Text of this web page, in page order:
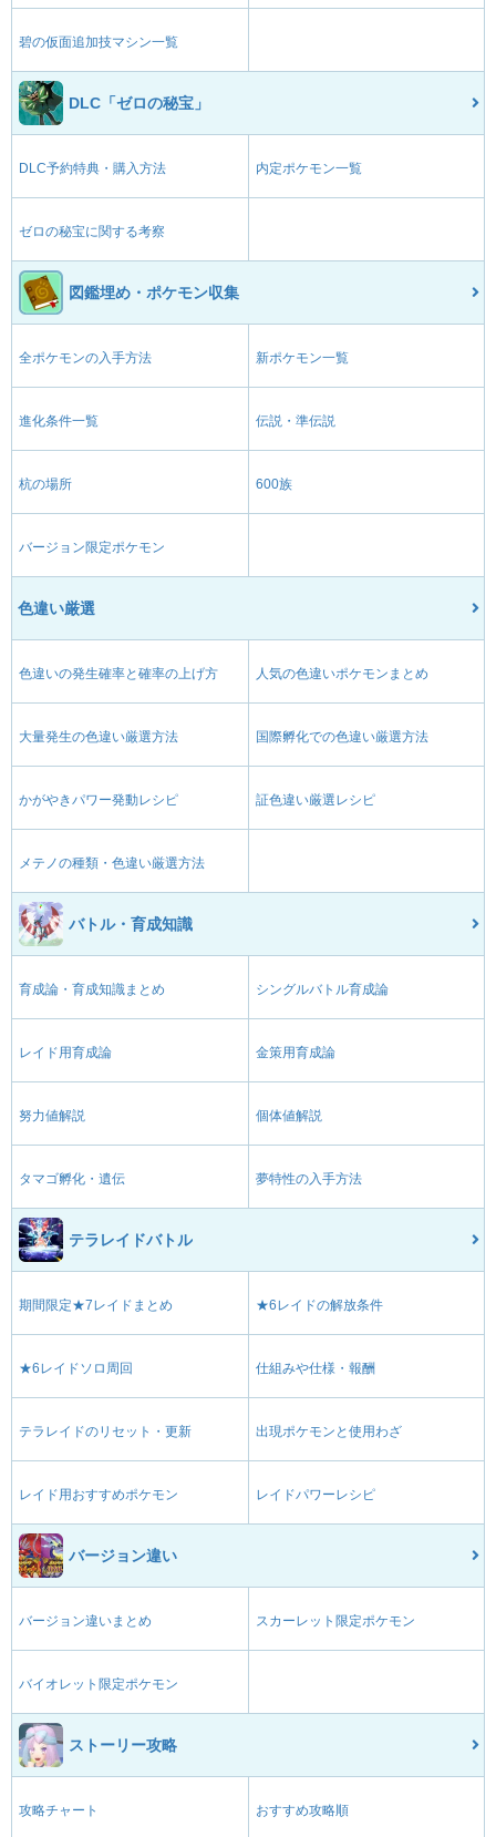
碧の仮面追加技マシン一覧
DLC「ゼロの秘宝」
DLC予約特典・購入方法 内定ポケモン一覧
ゼロの秘宝に関する考察
図鑑埋め・ポケモン収集
全ポケモンの入手方法 新ポケモン一覧
進化条件一覧 伝説・準伝説
杭の場所 600族
バージョン限定ポケモン
色違い厳選
色違いの発生確率と確率の上げ方 人気の色違いポケモンまとめ
大量発生の色違い厳選方法 国際孵化での色違い厳選方法
かがやきパワー発動レシピ 証色違い厳選レシピ
メテノの種類・色違い厳選方法
バトル・育成知識
育成論・育成知識まとめ シングルバトル育成論
レイド用育成論 金策用育成論
努力値解説 個体値解説
タマゴ孵化・遺伝 夢特性の入手方法
テラレイドバトル
期間限定★7レイドまとめ ★6レイドの解放条件
★6レイドソロ周回 仕組みや仕様・報酬
テラレイドのリセット・更新 出現ポケモンと使用わざ
レイド用おすすめポケモン レイドパワーレシピ
バージョン違い
バージョン違いまとめ スカーレット限定ポケモン
バイオレット限定ポケモン
ストーリー攻略
攻略チャート おすすめ攻略順